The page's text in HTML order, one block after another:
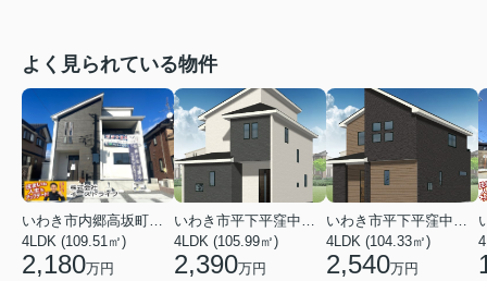
よく見られている物件
いわき市内郷高坂町２丁目
4LDK (109.51㎡)
2,180万円
いわき市平下平窪中島町
4LDK (105.99㎡)
2,390万円
いわき市平下平窪中島町
4LDK (104.33㎡)
2,540万円